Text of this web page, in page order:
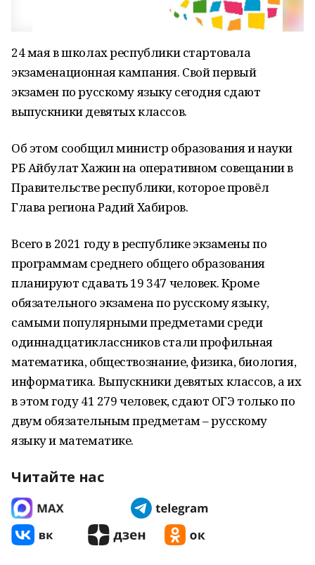
24 мая в школах республики стартовала
экзаменационная кампания. Свой первый
экзамен по русскому языку сегодня сдают
выпускники девятых классов.
Об этом сообщил министр образования и науки
РБ Айбулат Хажин на оперативном совещании в
Правительстве республики, которое провёл
Глава региона Радий Хабиров.
Всего в 2021 году в республике экзамены по
программам среднего общего образования
планируют сдавать 19 347 человек. Кроме
обязательного экзамена по русскому языку,
самыми популярными предметами среди
одиннадцатиклассников стали профильная
математика, обществознание, физика, биология,
информатика. Выпускники девятых классов, а их
в этом году 41 279 человек, сдают ОГЭ только по
двум обязательным предметам – русскому
языку и математике.
Читайте нас